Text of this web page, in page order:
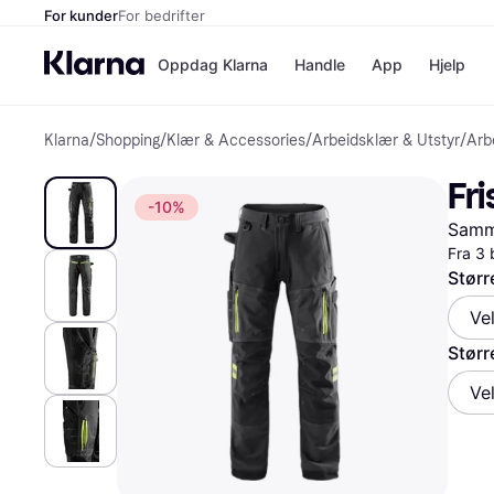
For kunderFor bedrifter
Oppdag Klarna
Betal nå
Betal i 3
Betal innen
Finansiering
Handle
Butikker
App Hjelp
Klarna/Shopping/Klær & Accessories/Arbeidsklær & Utstyr/
-10%
Fra 3